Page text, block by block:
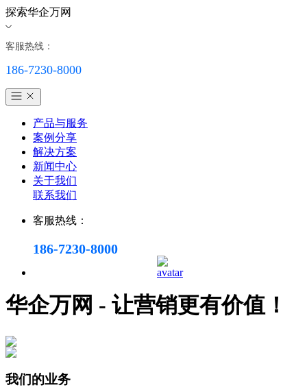
探索华企万网
客服热线：
186-7230-8000
产品与服务
案例分享
解决方案
新闻中心
关于我们
联系我们
客服热线：
186-7230-8000
华企万网 - 让营销更有价值！
我们的业务